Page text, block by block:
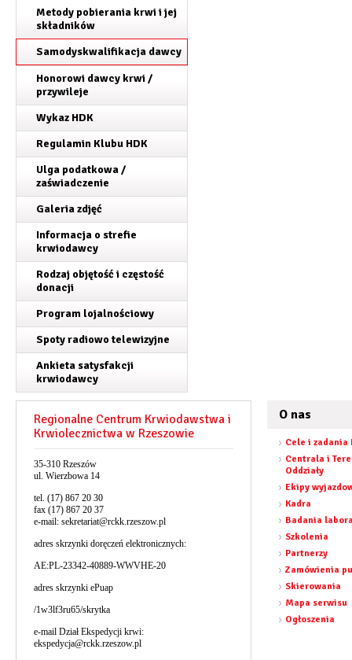
Metody pobierania krwi i jej
składników
Samodyskwalifikacja dawcy
Honorowi dawcy krwi /
przywileje
Wykaz HDK
Regulamin Klubu HDK
Ulga podatkowa /
zaświadczenie
Galeria zdjęć
Informacja o strefie
krwiodawcy
Rodzaj objętość i częstość
donacji
Program lojalnościowy
Spoty radiowo telewizyjne
Ankieta satysfakcji
krwiodawcy
Regionalne Centrum Krwiodawstwa i
Krwiolecznictwa w Rzeszowie
35-310 Rzeszów
ul. Wierzbowa 14
tel. (17) 867 20 30
fax (17) 867 20 37
e-mail: sekretariat@rckk.rzeszow.pl
adres skrzynki doręczeń elektronicznych:
AE:PL-23342-40889-WWVHE-20
adres skrzynki ePuap
/1w3lf3ru65/skrytka
e-mail Dział Ekspedycji krwi:
ekspedycja@rckk.rzeszow.pl
O nas
Cele i zadania
Centrala i
Oddziały
Ekipy
Kadra
Badania
Szkolenia
Partnerzy
Zamówienia
Skierowania
Mapa serwisu
Ogłoszenia